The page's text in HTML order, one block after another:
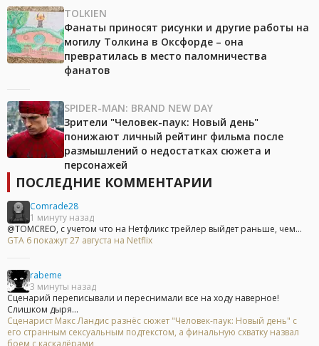
TOLKIEN
Фанаты приносят рисунки и другие работы на
могилу Толкина в Оксфорде – она
превратилась в место паломничества
фанатов
SPIDER-MAN: BRAND NEW DAY
Зрители "Человек-паук: Новый день"
понижают личный рейтинг фильма после
размышлений о недостатках сюжета и
персонажей
ПОСЛЕДНИЕ КОММЕНТАРИИ
Comrade28
1 минуту назад
@TOMCREO, с учетом что на Нетфликс трейлер выйдет раньше, чем...
GTA 6 покажут 27 августа на Netflix
rabeme
3 минуты назад
Сценарий переписывали и переснимали все на ходу наверное!
Слишком дыря...
Сценарист Макс Ландис разнёс сюжет "Человек-паук: Новый день" с
его странным сексуальным подтекстом, а финальную схватку назвал